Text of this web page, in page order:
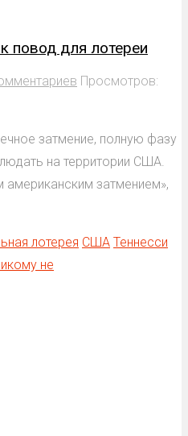
повод для лотереи
Просмотров:
затмение, полную фазу
на территории США.
затмением»,
лотерея США Теннесси